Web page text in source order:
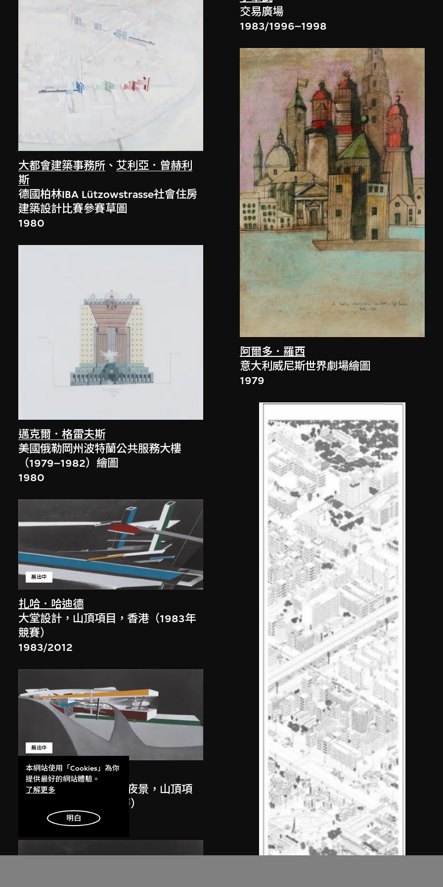
大都會建築事務所 、艾利亞．曾赫利
斯
德國柏林IBA Lützowstrasse社會住房
建築設計比賽參賽草圖
1980
邁克爾．格雷夫斯
美國俄勒岡州波特蘭公共服務大樓
（1979–1982）繪圖
1980
扎哈．哈迪德
展出中
大堂設計，山頂項目，香港（1983年
競賽）
1983/2012
扎哈．哈迪德
展出中
斜坡入口／坡度入口，夜景，山頂項
目，香港（1983年競賽）
1983/2012
交易廣場
1983/1996–1998
阿爾多．羅西
意大利威尼斯世界劇場繪圖
1979
本網站使用「Cookies」為你
提供最好的網站體驗。
了解更多
明白